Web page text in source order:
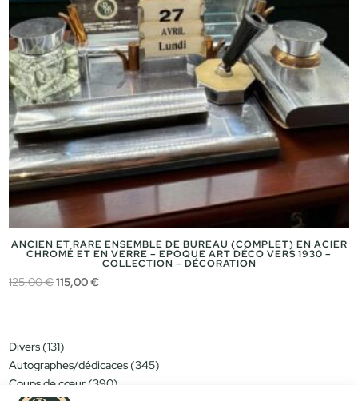
ANCIEN ET RARE ENSEMBLE DE BUREAU (COMPLET) EN ACIER
CHROMÉ ET EN VERRE – EPOQUE ART DÉCO VERS 1930 –
COLLECTION – DÉCORATION
125,00€Le
125,00 €.
115,00€Le
Divers 131131
produits
Autographes/dédicaces 345345
Coups de cœur 390390